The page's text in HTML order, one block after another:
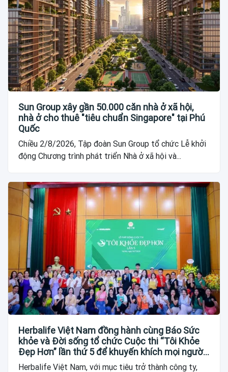
Sun Group xây gần 50.000 căn nhà ở xã hội,
nhà ở cho thuê "tiêu chuẩn Singapore" tại Phú
Quốc
Chiều 2/8/2026, Tập đoàn Sun Group tổ chức Lễ khởi
động Chương trình phát triển Nhà ở xã hội và...
Herbalife Việt Nam đồng hành cùng Báo Sức
khỏe và Đời sống tổ chức Cuộc thi “Tôi Khỏe
Đẹp Hơn” lần thứ 5 để khuyến khích mọi người
trở thành phiên bản tốt hơn của chính mình
Herbalife Việt Nam, với mục tiêu trở thành công ty,